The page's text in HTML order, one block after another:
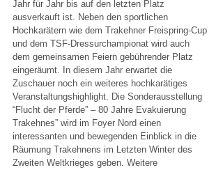
Jahr für Jahr bis auf den letzten Platz
ausverkauft ist. Neben den sportlichen
Hochkarätern wie dem Trakehner Freispring-Cup
und dem TSF-Dressurchampionat wird auch
dem gemeinsamen Feiern gebührender Platz
eingeräumt. In diesem Jahr erwartet die
Zuschauer noch ein weiteres hochkarätiges
Veranstaltungshighlight. Die Sonderausstellung
“Flucht der Pferde” – 80 Jahre Evakuierung
Trakehnes” wird im Foyer Nord einen
interessanten und bewegenden Einblick in die
Räumung Trakehnens im Letzten Winter des
Zweiten Weltkrieges geben. Weitere